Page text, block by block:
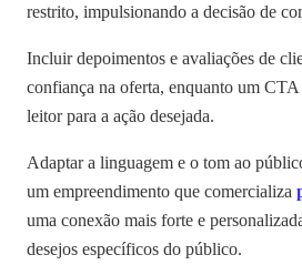
restrito, impulsionando a decisão de
Incluir depoimentos e avaliações de
confiança na oferta, enquanto um
leitor para a ação desejada.
Adaptar a linguagem e o tom ao
um empreendimento que comercializa
uma conexão mais forte e
desejos específicos do público.